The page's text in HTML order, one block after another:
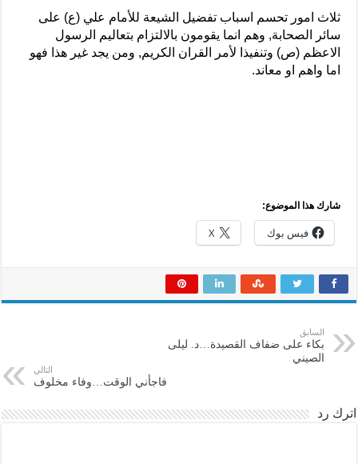
ثلاث امور تحسم اسباب تفضيل الشيعة للأمام علي (ع) على
سائر الصحابة, وهم انما يقومون بالالتزام بتعاليم الرسول
الاعظم (ص) وتنفيذا لأمر القران الكريم, ومن يجد غير هذا فهو
اما واهم او معاند.
شارك هذا الموضوع:
فيس بوك X
السابق
بكاء على ضفاف القصيدة…د. ليلى
الصيني
التالي
فاجأني الوقت…وفاء مخلوف
اترك رد